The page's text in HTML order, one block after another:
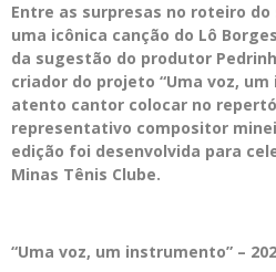
Entre as surpresas no roteiro
uma icônica canção do Lô
da sugestão do produtor
criador do projeto “Uma voz,
atento cantor colocar no
representativo compositor
edição foi desenvolvida para
Minas Tênis Clube.
“Uma voz, um instrumento” –